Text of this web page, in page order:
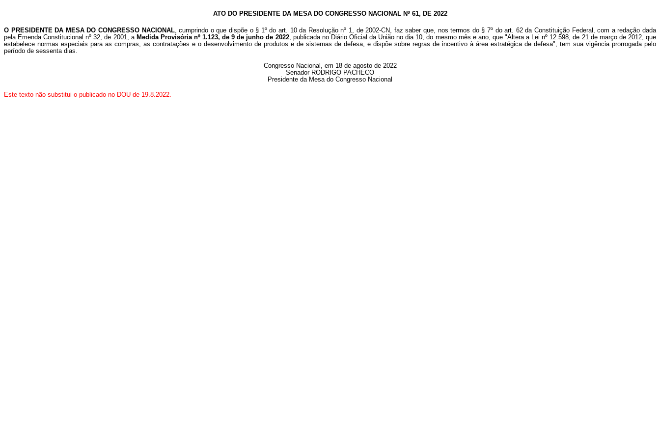
ATO DO PRESIDENTE DA MESA DO CONGRESSO NACIONAL Nº 61, DE 2022
O PRESIDENTE DA MESA DO CONGRESSO NACIONAL, cumprindo o que dispõe o § 1º do art. 10 da Resolução nº 1, de 2002-CN, faz saber que, nos termos do § 7º do art. 62 da Constituição Federal, com a redação dada
pela Emenda Constitucional nº 32, de 2001, a Medida Provisória nº 1.123, de 9 de junho de 2022, publicada no Diário Oficial da União no dia 10, do mesmo mês e ano, que "Altera a Lei nº 12.598, de 21 de março de 2012, que
estabelece normas especiais para as compras, as contratações e o desenvolvimento de produtos e de sistemas de defesa, e dispõe sobre regras de incentivo à área estratégica de defesa", tem sua vigência prorrogada pelo
período de sessenta dias.
Congresso Nacional, em 18 de agosto de 2022
Senador RODRIGO PACHECO
Presidente da Mesa do Congresso Nacional
Este texto não substitui o publicado no DOU de 19.8.2022.